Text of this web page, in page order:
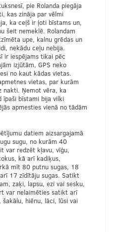
pie Rolanda piegāja
kas zināja par vēlmi
ka ceļš ir ļoti bīstams un,
šeit nemeklē. Rolandam
upe, kalnu grēdas un
nekādu ceļu nebija.
ir iespējams tikai pēc
izjūtām, GPS neko
no kaut kādas vietas.
vietas, par kurām
nakti. Ņemot vēra, ka
īpaši bīstami bija vilki
apmesties vienā no tādām
datiem aizsargajamā
sugu, no kurām 40
var redzēt kļavu, vīģu,
kā arī kadiķus,
mīt 80 putnu sugas, 18
17 zīdītāju sugas. Satikt
zaķi, lapsu, ezi vai sesku,
var nelaimēties satikt arī
šakālu, hiēnu, lāci, lūsi vai